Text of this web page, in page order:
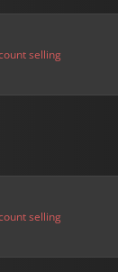
selling
selling